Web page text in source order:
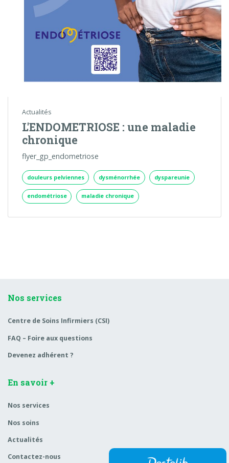
Actualités
L'ENDOMETRIOSE : une maladie
chronique
flyer_gp_endometriose
douleurs pelviennes dysménorrhée dyspareunie
endométriose maladie chronique
Nos services
Centre de Soins Infirmiers (CSI)
FAQ – Foire aux questions
Devenez adhérent ?
En savoir +
Nos services
Nos soins
Actualités
Contactez-nous